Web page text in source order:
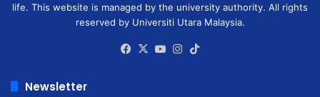
life. This website is managed by the university authority. All rights
reserved by Universiti Utara Malaysia.
Facebook
X YouTubeInstagram
Newsletter